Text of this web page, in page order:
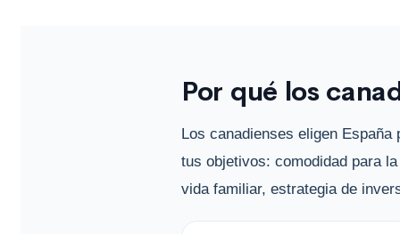
Por qué los
Los canadienses eligen
tus objetivos: comodidad para
vida familiar, estrategia de